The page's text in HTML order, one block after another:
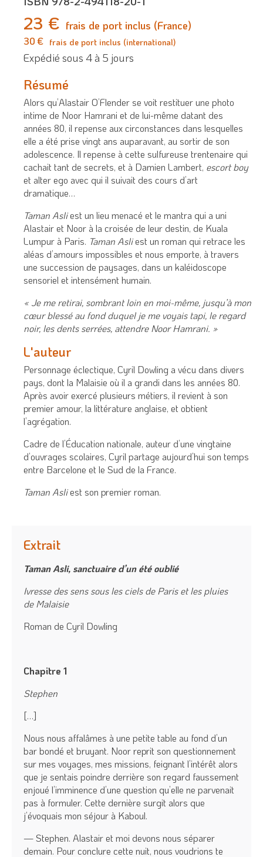
23 € frais de port inclus (France)
30 € frais de port inclus (international)
Expédié sous 4 à 5 jours
Résumé
Alors qu’Alastair O’Flender se voit restituer une photo
intime de Noor Hamrani et de lui-même datant des
années 80, il repense aux circonstances dans lesquelles
elle a été prise vingt ans auparavant, au sortir de son
adolescence. Il repense à cette sulfureuse trentenaire qui
cachait tant de secrets, et à Damien Lambert, escort boy
et alter ego avec qui il suivait des cours d’art
dramatique…
Taman Asliest un lieu menacé et le mantra qui a uni
Alastair et Noor à la croisée de leur destin, de Kuala
Lumpur à Paris. Taman Asliest un roman qui retrace les
aléas d’amours impossibles et nous emporte, à travers
une succession de paysages, dans un kaléidoscope
sensoriel et intensément humain.
« Je me retirai, sombrant loin en moi-même, jusqu’à mon
cœur blessé au fond duquel je me voyais tapi, le regard
noir, les dents serrées, attendre Noor Hamrani. »
L'auteur
Personnage éclectique, Cyril Dowling a vécu dans divers
pays, dont la Malaisie où il a grandi dans les années 80.
Après avoir exercé plusieurs métiers, il revient à son
premier amour, la littérature anglaise, et obtient
l’agrégation.
Cadre de l’Éducation nationale, auteur d’une vingtaine
d’ouvrages scolaires, Cyril partage aujourd’hui son temps
entre Barcelone et le Sud de la France.
Taman Asliest son premier roman.
Extrait
Taman Asli, sanctuaire d’un été oublié
Ivresse des sens sous les ciels de Paris et les pluies
de Malaisie
Roman de Cyril Dowling
Chapitre 1
Stephen
[…]
Nous nous affalâmes à une petite table au fond d’un
bar bondé et bruyant. Noor reprit son questionnement
sur mes voyages, mes missions, feignant l’intérêt alors
que je sentais poindre derrière son regard faussement
enjoué l’imminence d’une question qu’elle ne parvenait
pas à formuler. Cette dernière surgit alors que
j’évoquais mon séjour à Kaboul.
— Stephen. Alastair et moi devons nous séparer
demain. Pour conclure cette nuit, nous voudrions te